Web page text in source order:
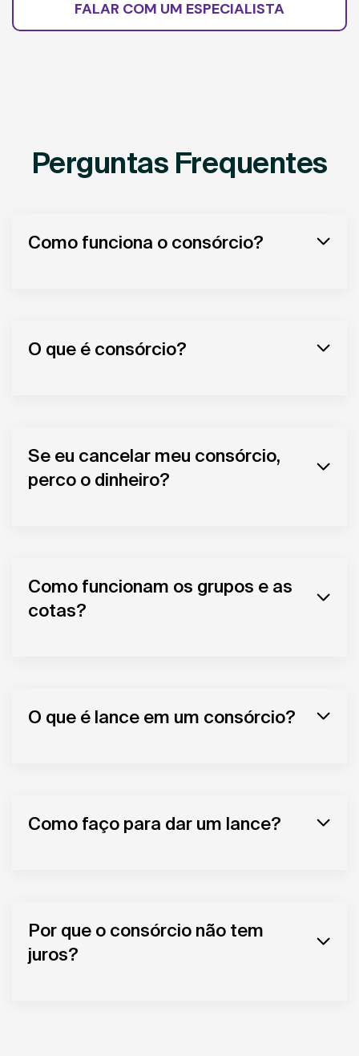
FALAR COM UM ESPECIALISTA
Perguntas Frequentes
Como funciona o consórcio?
O que é consórcio?
Se eu cancelar meu consórcio,
perco o dinheiro?
Como funcionam os grupos e as
cotas?
O que é lance em um consórcio?
Como faço para dar um lance?
Por que o consórcio não tem
juros?